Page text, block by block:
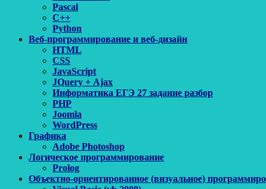
Pascal
С++
Python
Веб-программирование и веб-дизайн
HTML
CSS
JavaScript
JQuery + Ajax
Информатика ЕГЭ 27 задание разбор
PHP
Joomla
WordPress
Графика
Adobe Photoshop
Логическое программирование
Prolog
Объектно-ориентированное (визуальное)